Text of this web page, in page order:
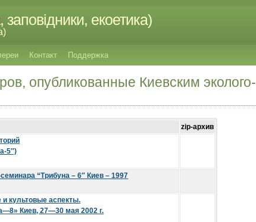
екоетика)
Контакт Поддержка
опубликованные Киевским эколого-
zip-архив
5″)
“Трибуна – 6″ Киев – 1997
культовые аспекты.
Киев, 27—30 мая 2002 г.